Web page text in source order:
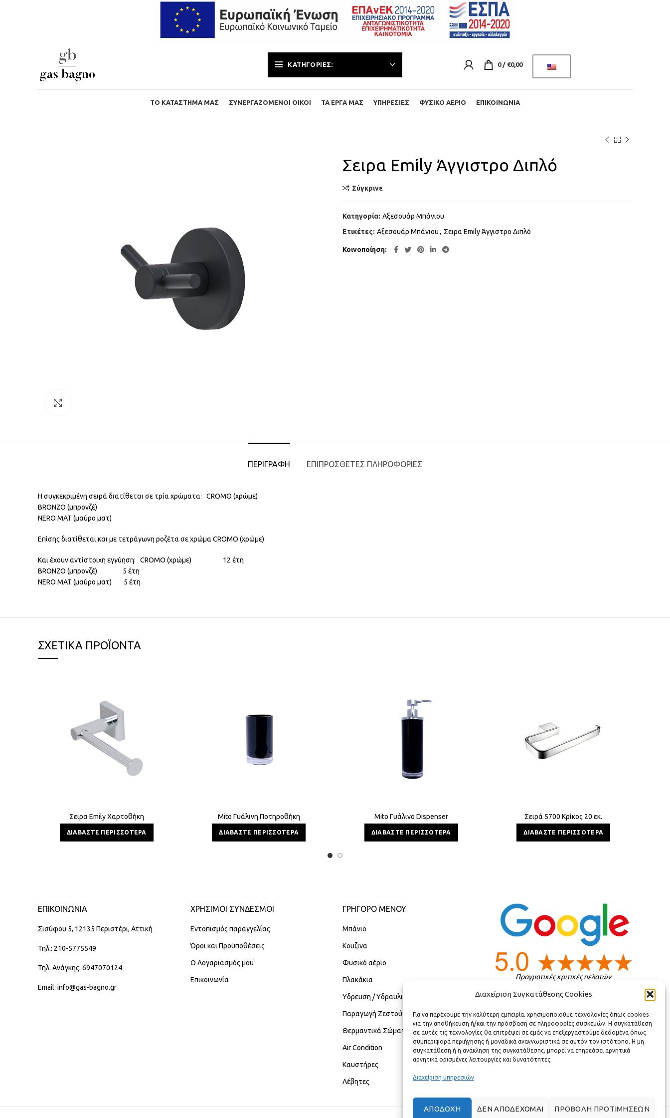
Διαχείριση Συγκατάθεσης Cookies
Για να παρέχουμε την καλύτερη εμπειρία, χρησιμοποιούμε τεχνολογίες όπως cookies
για την αποθήκευση ή/και την πρόσβαση σε πληροφορίες συσκευών. Η συγκατάθεση
σε αυτές τις τεχνολογίες θα επιτρέψει σε εμάς να επεξεργαστούμε δεδομένα όπως
συμπεριφορά περιήγησης ή μοναδικά αναγνωριστικά σε αυτόν τον ιστότοπο. Η μη
συγκατάθεση ή η ανάκληση της συγκατάθεσης, μπορεί να επηρεάσει αρνητικά
αρνητικά ορισμένες λειτουργίες και δυνατότητες.
Διαχείριση υπηρεσιών
ΑΠΟΔΟΧΉ ΔΕΝ ΑΠΟΔΈΧΟΜΑΙ ΠΡΟΒΟΛΉ ΠΡΟΤΙΜΉΣΕΩΝ
ΚΑΤΗΓΟΡΊΕΣ: 0 / €0,00
ΤΟ ΚΑΤΆΣΤΗΜΑ ΜΑΣ ΣΥΝΕΡΓΑΖΌΜΕΝΟΙ ΟΊΚΟΙ ΤΑ ΈΡΓΑ ΜΑΣ ΥΠΗΡΕΣΊΕΣ ΦΥΣΙΚΌ ΑΈΡΙΟ ΕΠΙΚΟΙΝΩΝΊΑ
Σειρα Emily Άγγιστρο Διπλό
Σύγκρινε
Κατηγορία: Αξεσουάρ Μπάνιου
Ετικέτες: Αξεσουάρ Μπάνιου, Σειρα Emily Άγγιστρο Διπλό
Κοινοποίηση
ΠΕΡΙΓΡΑΦΉ ΕΠΙΠΡΌΣΘΕΤΕΣ ΠΛΗΡΟΦΟΡΊΕΣ
Η συγκεκριμένη σειρά διατίθεται σε τρία χρώματα: CROMO (χρώμε)
BRONZO (μπρονζέ)
NERO MAT (μαύρο ματ)
Επίσης διατίθεται και με τετράγωνη ροζέτα σε χρώμα CROMO (χρώμε)
Και έχουν αντίστοιχη εγγύηση: CROMO (χρώμε) 12 έτη
BRONZO (μπρονζέ) 5 έτη
NERO MAT (μαύρο ματ) 5 έτη
ΣΧΕΤΙΚΆ ΠΡΟΪΌΝΤΑ
Σειρα Emily Χαρτοθήκη
ΔΙΑΒΆΣΤΕ ΠΕΡΙΣΣΌΤΕΡΑ
Mito Γυάλινη Ποτηροθήκη
ΔΙΑΒΆΣΤΕ ΠΕΡΙΣΣΌΤΕΡΑ
Mito Γυάλινο Dispenser
ΔΙΑΒΆΣΤΕ ΠΕΡΙΣΣΌΤΕΡΑ
Σειρά 5700 Κρίκος 20 εκ.
ΔΙΑΒΆΣΤΕ ΠΕΡΙΣΣΌΤΕΡΑ
ΕΠΙΚΟΙΝΩΝΊΑ
Σισύφου 5, 12135 Περιστέρι, Αττική
Τηλ.: 210-5775549
Τηλ. Ανάγκης: 6947070124
Email: info@gas-bagno.gr
ΧΡΗΣΙΜΟΙ ΣΥΝΔΕΣΜΟΙ
Εντοπισμός παραγγελίας
Όροι και Προϋποθέσεις
Ο Λογαριασμός μου
Επικοινωνία
ΓΡΉΓΟΡΟ ΜΕΝΟΎ
Μπάνιο
Κουζινα
Φυσικό αέριο
Πλακάκια
Υδρευση / Υδραυλικά
Παραγωγή Ζεστού Νερού Χρήσης
Θερμαντικά Σώματα
Air Condition
Καυστήρες
Λέβητες
Πραγματικές κριτικές πελατών